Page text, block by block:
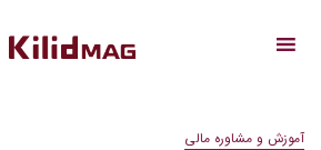
آموزش و مشاوره مالی